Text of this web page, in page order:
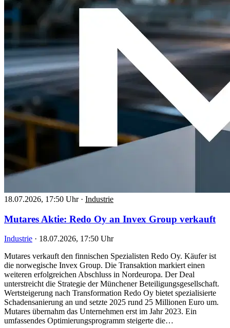
18.07.2026, 17:50 Uhr · Industrie
Mutares Aktie: Redo Oy an Invex Group verkauft
Industrie · 18.07.2026, 17:50 Uhr
Mutares verkauft den finnischen Spezialisten Redo Oy. Käufer ist
die norwegische Invex Group. Die Transaktion markiert einen
weiteren erfolgreichen Abschluss in Nordeuropa. Der Deal
unterstreicht die Strategie der Münchener Beteiligungsgesellschaft.
Wertsteigerung nach Transformation Redo Oy bietet spezialisierte
Schadensanierung an und setzte 2025 rund 25 Millionen Euro um.
Mutares übernahm das Unternehmen erst im Jahr 2023. Ein
umfassendes Optimierungsprogramm steigerte die…